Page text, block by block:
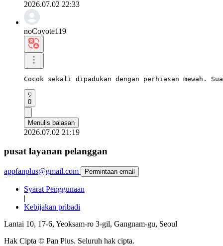
2026.07.02 22:33
noCoyote119
Cocok sekali dipadukan dengan perhiasan mewah.
0
Menulis balasan
2026.07.02 21:19
pusat layanan pelanggan
appfanplus@gmail.com Permintaan email
Syarat Penggunaan
|
Kebijakan pribadi
Lantai 10, 17-6, Yeoksam-ro 3-gil, Gangnam-gu, Seoul
Hak Cipta © Pan Plus. Seluruh hak cipta.